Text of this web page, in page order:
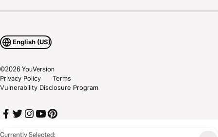
Currently Selected:
English (US)
©2026YouVersion
Privacy Policy
Terms
Vulnerability Disclosure Program